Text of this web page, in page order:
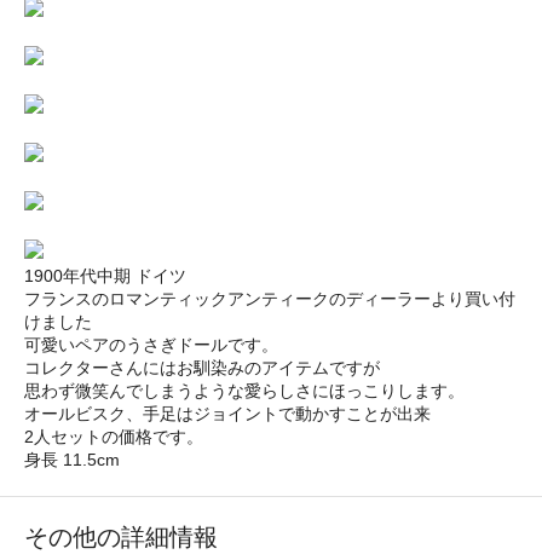
1900年代中期 ドイツ
フランスのロマンティックアンティークのディーラーより買い付
けました
可愛いペアのうさぎドールです。
コレクターさんにはお馴染みのアイテムですが
思わず微笑んでしまうような愛らしさにほっこりします。
オールビスク、手足はジョイントで動かすことが出来
2人セットの価格です。
身長 11.5cm
その他の詳細情報